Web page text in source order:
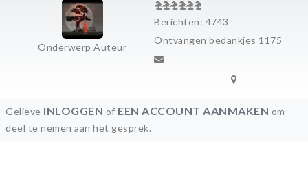
Onderwerp Auteur
Berichten: 4743
Ontvangen bedankjes 1175
Gelieve INLOGGEN of EEN ACCOUNT AANMAKEN om
deel te nemen aan het gesprek.